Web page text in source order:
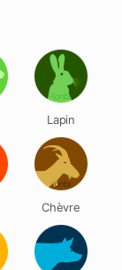
Lapin
Chèvre